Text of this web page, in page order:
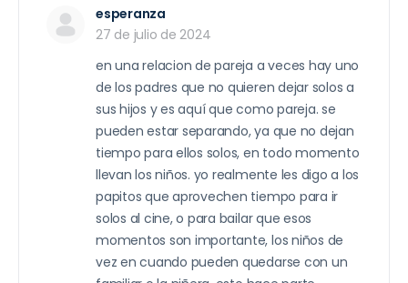
esperanza
27 de julio de 2024
en una relacion de pareja a veces hay uno
de los padres que no quieren dejar solos a
sus hijos y es aquí que como pareja. se
pueden estar separando, ya que no dejan
tiempo para ellos solos, en todo momento
llevan los niños. yo realmente les digo a los
papitos que aprovechen tiempo para ir
solos al cine, o para bailar que esos
momentos son importante, los niños de
vez en cuando pueden quedarse con un